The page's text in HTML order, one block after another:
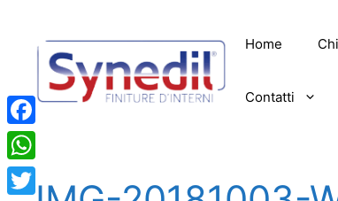
contenuto
Home
Contatti
Facebook
WhatsApp